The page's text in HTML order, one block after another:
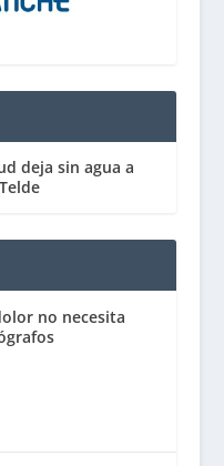
deja sin agua a
no necesita